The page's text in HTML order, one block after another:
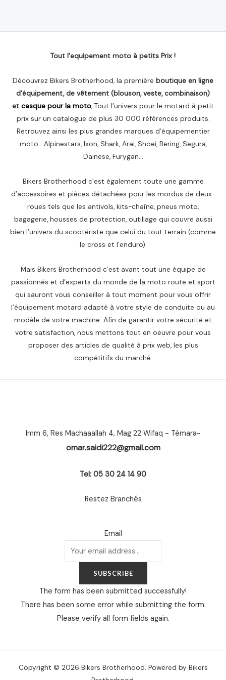
Tout l’equipement moto à petits Prix !
Découvrez Bikers Brotherhood, la première boutique en ligne
d’équipement, de vêtement (blouson, veste, combinaison)
et casque pour la moto, Tout l’univers pour le motard à petit
prix sur un catalogue de plus 30 000 références produits.
Retrouvez ainsi les plus grandes marques d’équipementier
moto : Alpinestars, Ixon, Shark, Arai, Shoei, Bering, Segura,
Dainese, Furygan…
Bikers Brotherhood c’est également toute une gamme
d’accessoires et pièces détachées pour les mordus de deux-
roues tels que les antivols, kits-chaîne, pneus moto,
bagagerie, housses de protection, outillage qui couvre aussi
bien l’univers du scootériste que celui du tout terrain (comme
le cross et l’enduro).
Mais Bikers Brotherhood c’est avant tout une équipe de
passionnés et d’experts du monde de la moto route et sport
qui sauront vous conseiller à tout moment pour vous offrir
l’équipement motard adapté à votre style de conduite ou au
modèle de votre machine. Afin de garantir votre sécurité et
votre satisfaction, nous mettons tout en oeuvre pour vous
proposer des articles de qualité à prix web, les plus
compétitifs du marché.
Imm 6, Res Machaaallah 4, Mag 22 Wifaq - Témara-
omar.saidi222@gmail.com
Tel: 05 30 24 14 90
Restez Branchés
Email
SUBSCRIBE
The form has been submitted successfully!
There has been some error while submitting the form.
Please verify all form fields again.
Copyright © 2026 Bikers Brotherhood. Powered by Bikers